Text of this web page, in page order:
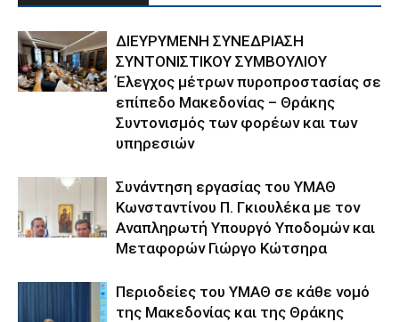
ΔΙΕΥΡΥΜΕΝΗ ΣΥΝΕΔΡΙΑΣΗ
ΣΥΝΤΟΝΙΣΤΙΚΟΥ ΣΥΜΒΟΥΛΙΟΥ
Έλεγχος μέτρων πυροπροστασίας σε
επίπεδο Μακεδονίας – Θράκης
Συντονισμός των φορέων και των
υπηρεσιών
Συνάντηση εργασίας του ΥΜΑΘ
Κωνσταντίνου Π. Γκιουλέκα με τον
Αναπληρωτή Υπουργό Υποδομών και
Μεταφορών Γιώργο Κώτσηρα
Περιοδείες του ΥΜΑΘ σε κάθε νομό
της Μακεδονίας και της Θράκης